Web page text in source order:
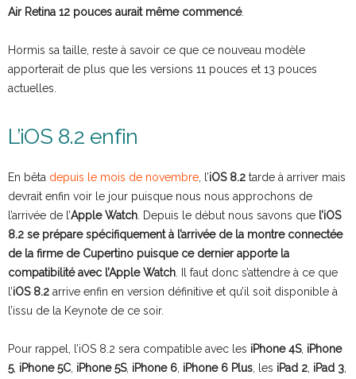
Air Retina 12 pouces aurait même commencé.
Hormis sa taille, reste à savoir ce que ce nouveau modèle
apporterait de plus que les versions 11 pouces et 13 pouces
actuelles.
L’iOS 8.2 enfin
En bêta depuis le mois de novembre , l’iOS 8.2 tarde à arriver mais
devrait enfin voir le jour puisque nous nous approchons de
l’arrivée de l’Apple Watch . Depuis le début nous savons que l’iOS
8.2 se prépare spécifiquement à l’arrivée de la montre connectée
de la firme de Cupertino puisque ce dernier apporte la
compatibilité avec l’Apple Watch . Il faut donc s’attendre à ce que
l’iOS 8.2 arrive enfin en version définitive et qu’il soit disponible à
l’issu de la Keynote de ce soir.
Pour rappel, l’iOS 8.2 sera compatible avec les iPhone 4S, iPhone
5, iPhone 5C iPhone 5S, iPhone 6 iPhone 6 Plus , les iPad 2 iPad 3